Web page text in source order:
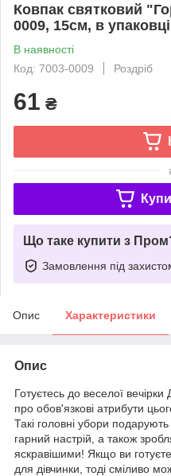
Ковпак святковий
0009, 15см, в
В наявності
Код: 7003-0009
Роздріб
61 ₴
Що таке купити з
Замовлення під
Опис Характеристики
Опис
Готуєтесь до веселої
про обов'язкові атрибути
Такі головні убори
гарний настрій, а також
яскравішими! Якщо ви
для дівчинки, тоді сміливо